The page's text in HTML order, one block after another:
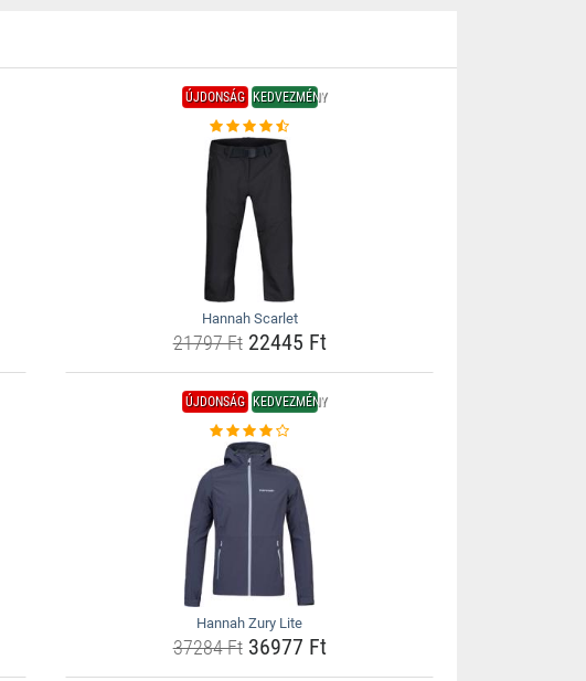
ÚJDONSÁG KEDVEZMÉNY
Hannah Scarlet
21797 Ft22445 Ft
ÚJDONSÁG KEDVEZMÉNY
Hannah Zury Lite
37284 Ft36977 Ft